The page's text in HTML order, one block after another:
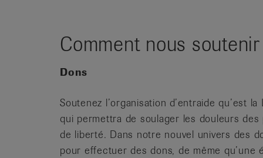
Comment nous soutenir
Dons
Soutenez l’organisation d’entraide qu’est
qui permettra de soulager les douleurs
de liberté. Dans notre nouvel univers des
pour effectuer des dons, de même